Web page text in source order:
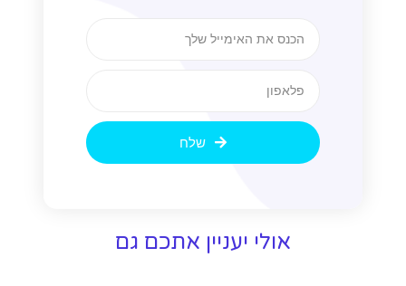
שלח
אולי יעניין אתכם גם